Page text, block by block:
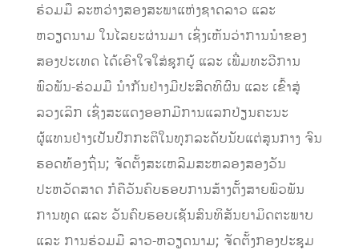
ຮ່ວມມື ລະຫວ່າງສອງສະພາແຫ່ງຊາດລາວ ແລະ
ຫວຽດນາມ ໃນໄລຍະຜ່ານມາ ເຊິ່ງເຫັນວ່າການນໍາຂອງ
ສອງປະເທດ ໄດ້ເອົາໃຈໃສ່ຊຸກຍູ້ ແລະ ເພີ່ມທະວີການ
ພົວພັນ-ຮ່ວມມື ນໍາກັນຢ່າງມີປະສິດທິຜົນ ແລະ ເຂົ້າສູ່
ລວງເລິກ ເຊິ່ງສະແດງອອກມີການແລກປ່ຽນຄະນະ
ຜູ້ແທນຢ່າງເປັນປົກກະຕິໃນທຸກລະດັບນັບແຕ່ສູນກາງ ຈົນ
ຮອດທ້ອງຖິ່ນ; ຈັດຕັ້ງສະເຫລີມສະຫລອງສອງວັນ
ປະຫວັດສາດ ກໍຄືວັນຄົບຮອບການສ້າງຕັ້ງສາຍພົວພັນ
ການທູດ ແລະ ວັນຄົບຮອບເຊັນສົນທິສັນຍາມິດຕະພາບ
ແລະ ການຮ່ວມມື ລາວ-ຫວຽດນາມ; ຈັດຕັ້ງກອງປະຊຸມ